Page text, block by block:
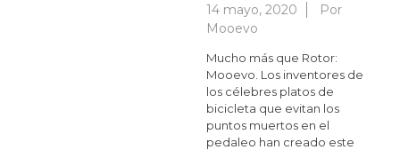
14 mayo, 2020
Por
Mooevo
Mucho más que Rotor:
Mooevo. Los inventores de
los célebres platos de
bicicleta que evitan los
puntos muertos en el
pedaleo han creado este